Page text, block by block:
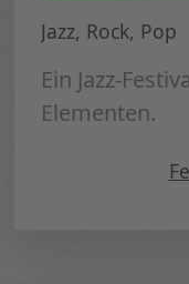
Jazz, Rock, Pop
Ein Jazz-
Elementen.